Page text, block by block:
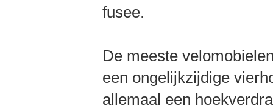
fusee.
De meeste
een ongelijkzijdige
allemaal een